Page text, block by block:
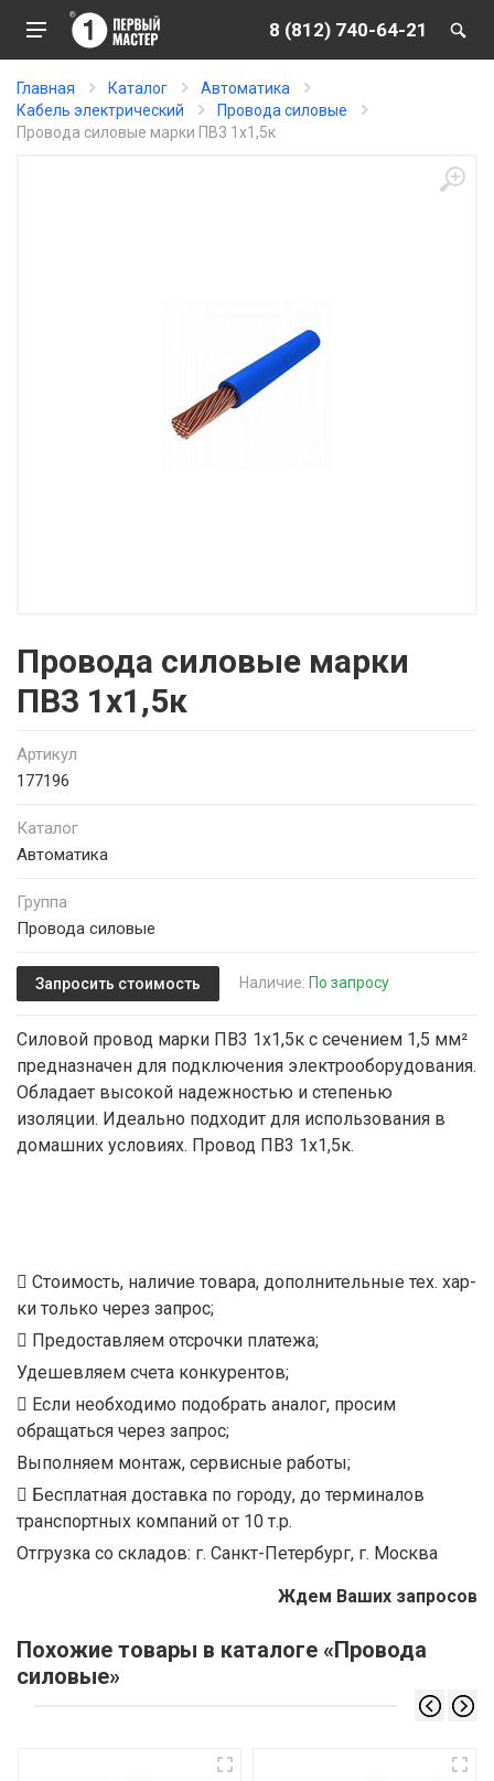
8 (812) 740-64-21
Главная Каталог
Автоматика
Кабель электрический
Провода силовые
Провода силовые марки ПВ3 1х1,5к
Провода силовые марки
ПВ3 1х1,5к
Артикул
177196
Каталог
Автоматика
Группа
Провода силовые
Запросить стоимость Наличие: По запросу
Силовой провод марки ПВ3 1х1,5к с сечением 1,5 мм²
предназначен для подключения электрооборудования.
Обладает высокой надежностью и степенью
изоляции. Идеально подходит для использования в
домашних условиях. Провод ПВ3 1х1,5к.
Стоимость, наличие товара, дополнительные тех. хар-
ки только через запрос;
Предоставляем отсрочки платежа;
Удешевляем счета конкурентов;
Если необходимо подобрать аналог, просим
обращаться через запрос;
Выполняем монтаж, сервисные работы;
Бесплатная доставка по городу, до терминалов
транспортных компаний от 10 т.р.
Отгрузка со складов: г. Санкт-Петербург, г. Москва
Ждем Ваших запросов
Похожие товары в каталоге «Провода
силовые»